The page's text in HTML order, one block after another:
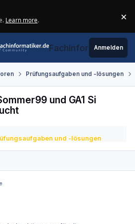
Learn more. ×
Fachinformatiker.de
Anmelden
Prüfungsaufgaben und -lösungen
und GA1 Si
und -lösungen